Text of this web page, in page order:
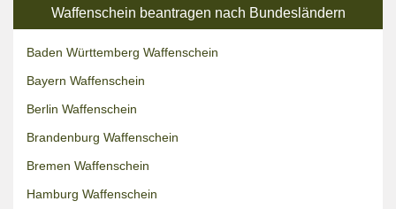
Waffenschein beantragen nach Bundesländern
Baden Württemberg Waffenschein
Bayern Waffenschein
Berlin Waffenschein
Brandenburg Waffenschein
Bremen Waffenschein
Hamburg Waffenschein